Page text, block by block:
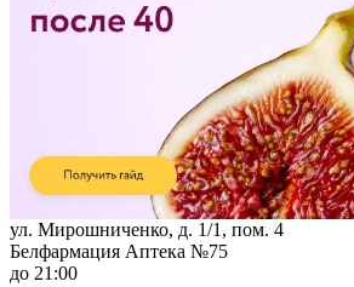
ул. Мирошниченко, д. 1/1, пом. 4
Белфармация Аптека №75
до 21:00